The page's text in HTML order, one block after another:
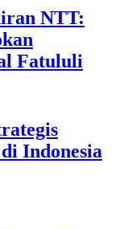
NTT:
Fatululi
Indonesia